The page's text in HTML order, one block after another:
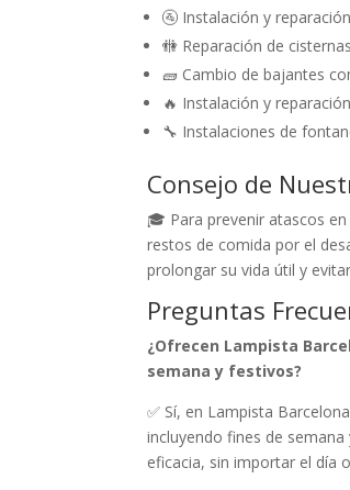
🚰 Instalación y
🚻 Reparación de
🧱 Cambio de bajantes
🔥 Instalación y
🔧 Instalaciones de
Consejo de
🎓 Para prevenir atascos
restos de comida por el
prolongar su vida útil y
Preguntas
¿Ofrecen Lampista
semana y festivos?
✅ Sí, en Lampista
incluyendo fines de
eficacia, sin importar el día